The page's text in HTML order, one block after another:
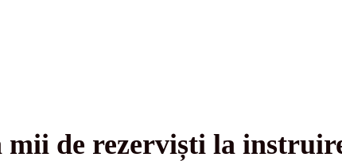
mii de rezerviști la